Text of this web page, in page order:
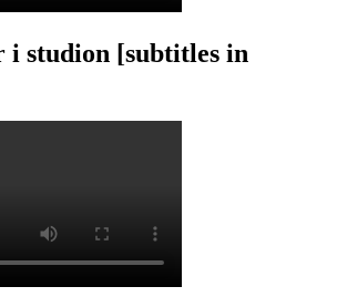
i studion [subtitles in